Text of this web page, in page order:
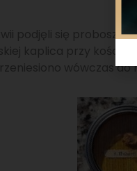
podjęli się
kaplica przy
wówczas